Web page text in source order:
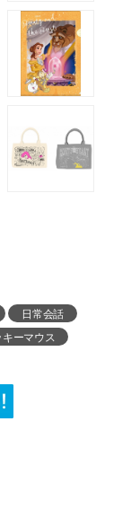
日常会話
キーマウス